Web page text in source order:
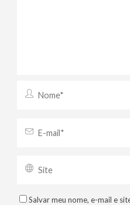
Salvar meu nome, e-mail e